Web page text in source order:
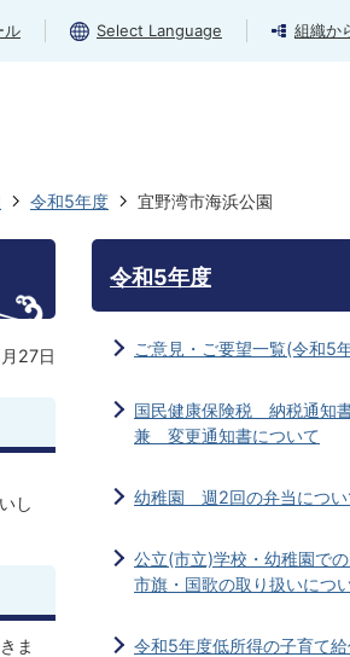
ル Select Language 組織か
令和5年度 宜野湾市海浜公園
27日
し
ま
令和5年度
ご意見・ご要望一覧(令和5
国民健康保険税 納税通知
兼 変更通知書について
幼稚園 週2回の弁当につい
公立(市立)学校・幼稚園での
市旗・国歌の取り扱いについ
令和5年度低所得の子育て給